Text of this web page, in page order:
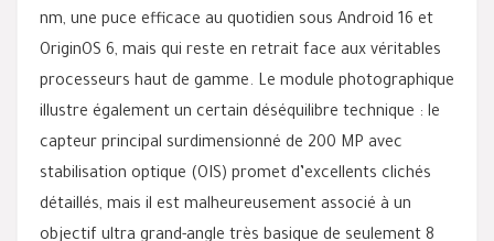
nm, une puce efficace au quotidien sous Android 16 et
OriginOS 6, mais qui reste en retrait face aux véritables
processeurs haut de gamme. Le module photographique
illustre également un certain déséquilibre technique : le
capteur principal surdimensionné de 200 MP avec
stabilisation optique (OIS) promet d’excellents clichés
détaillés, mais il est malheureusement associé à un
objectif ultra grand-angle très basique de seulement 8